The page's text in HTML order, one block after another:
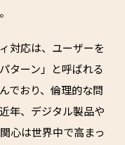
対応は、ユーザーを
ターン」と呼ばれる
でおり、倫理的な問
年、デジタル製品や
心は世界中で高まっ